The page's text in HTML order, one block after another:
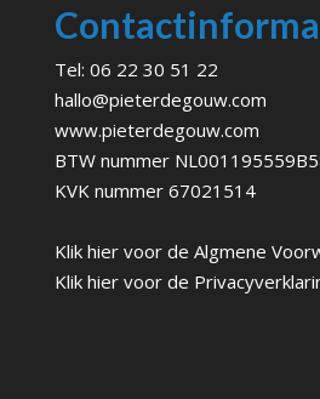
Tel: 06 22 30 51 22
hallo@pieterdegouw.com
www.pieterdegouw.com
BTW nummer
KVK nummer 67021514
Klik hier voor de Algmene
Klik hier voor de